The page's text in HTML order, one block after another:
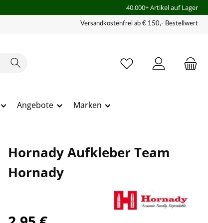
40.000+ Artikel auf Lager
Versandkostenfrei ab € 150,- Bestellwert
Angebote Marken
Hornady Aufkleber Team
Hornady